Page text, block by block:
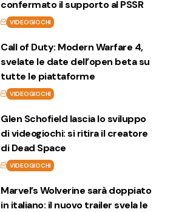
confermato il supporto al PSSR
VIDEOGIOCHI
Call of Duty: Modern Warfare 4,
svelate le date dell’open beta su
tutte le piattaforme
VIDEOGIOCHI
Glen Schofield lascia lo sviluppo
di videogiochi: si ritira il creatore
di Dead Space
VIDEOGIOCHI
Marvel’s Wolverine sarà doppiato
in italiano: il nuovo trailer svela le